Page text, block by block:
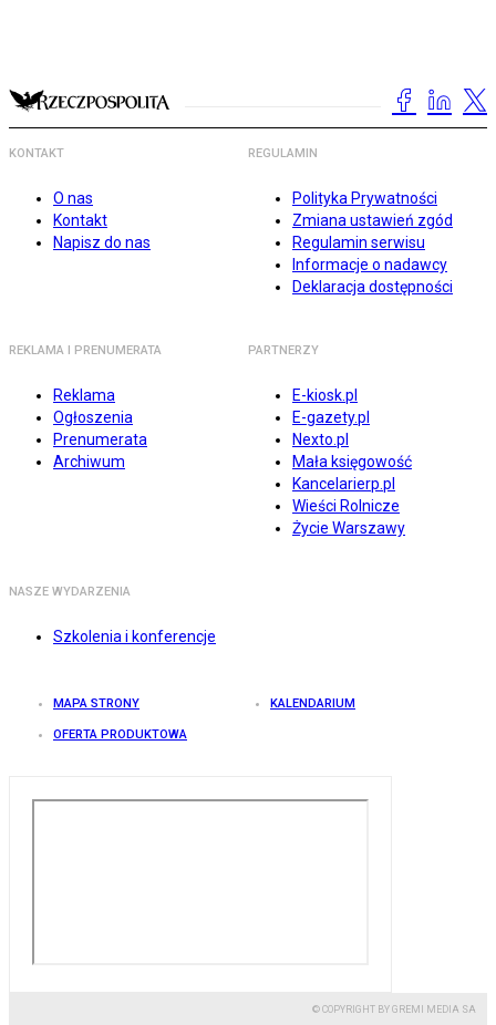
KONTAKT
O nas
Kontakt
Napisz do nas
REGULAMIN
Polityka Prywatności
Zmiana ustawień zgód
Regulamin serwisu
Informacje o nadawcy
Deklaracja dostępności
REKLAMA I PRENUMERATA
Reklama
Ogłoszenia
Prenumerata
Archiwum
PARTNERZY
E-kiosk.pl
E-gazety.pl
Nexto.pl
Mała księgowość
Kancelarierp.pl
Wieści Rolnicze
Życie Warszawy
NASZE WYDARZENIA
Szkolenia i konferencje
MAPA STRONY KALENDARIUM
OFERTA PRODUKTOWA
© COPYRIGHT BY GREMI MEDIA SA